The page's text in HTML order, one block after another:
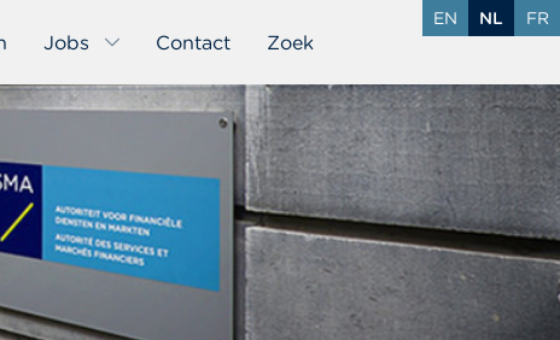
Jobs Contact Zoek
EN NL FR